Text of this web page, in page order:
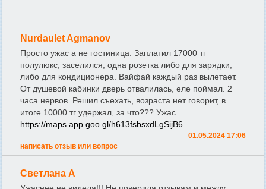
Nurdaulet Agmanov
Просто ужас а не гостиница. Заплатил 17000 тг
полулюкс, заселился, одна розетка либо для зарядки,
либо для кондиционера. Вайфай каждый раз вылетает.
От душевой кабинки дверь отвалилась, еле поймал. 2
часа нервов. Решил съехать, возраста нет говорит, в
итоге 10000 тг удержал, за что??? Ужас.
https://maps.app.goo.gl/h613fsbsxdLgSijB6
01.05.2024 17:06
написать отзыв или вопрос
Светлана А